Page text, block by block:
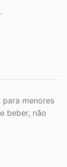
menores
beber, não